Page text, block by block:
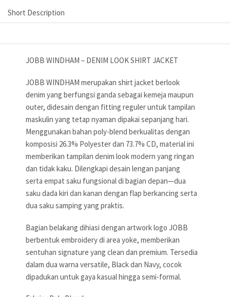
Short Description
JOBB WINDHAM – DENIM LOOK SHIRT JACKET
JOBB WINDHAM merupakan shirt jacket berlook
denim yang berfungsi ganda sebagai kemeja maupun
outer, didesain dengan fitting reguler untuk tampilan
maskulin yang tetap nyaman dipakai sepanjang hari.
Menggunakan bahan poly-blend berkualitas dengan
komposisi 26.3% Polyester dan 73.7% CD, material ini
memberikan tampilan denim look modern yang ringan
dan tidak kaku. Dilengkapi desain lengan panjang
serta empat saku fungsional di bagian depan—dua
saku dada kiri dan kanan dengan flap berkancing serta
dua saku samping yang praktis.
Bagian belakang dihiasi dengan artwork logo JOBB
berbentuk embroidery di area yoke, memberikan
sentuhan signature yang clean dan premium. Tersedia
dalam dua warna versatile, Black dan Navy, cocok
dipadukan untuk gaya kasual hingga semi-formal.